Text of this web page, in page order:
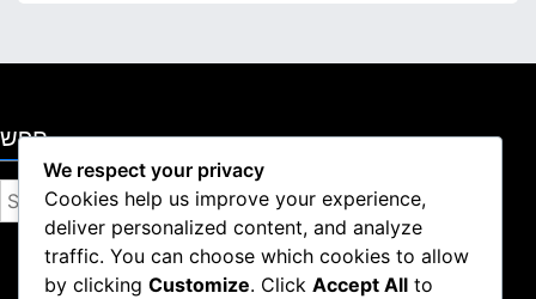
חפש
S
e
We respect your privacy
Cookies help us improve your experience,
deliver personalized content, and analyze
traffic. You can choose which cookies to allow
by clicking Customize. Click Accept All to